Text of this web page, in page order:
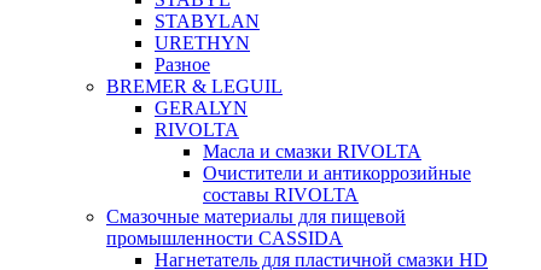
STABYLAN
URETHYN
Разное
BREMER & LEGUIL
GERALYN
RIVOLTA
Масла и смазки RIVOLTA
Очистители и антикоррозийные
составы RIVOLTA
Смазочные материалы для пищевой
промышленности CASSIDA
Нагнетатель для пластичной смазки HD